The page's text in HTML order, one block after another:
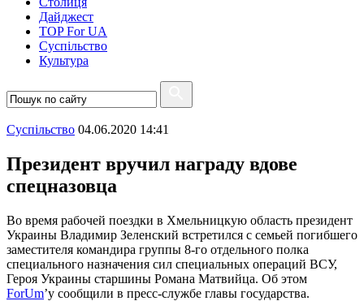
Дайджест
TOP For UA
Суспiльство
Культура
Суспiльство 04.06.2020 14:41
Президент вручил награду вдове
спецназовца
Во время рабочей поездки в Хмельницкую область президент
Украины Владимир Зеленский встретился с семьей погибшего
заместителя командира группы 8-го отдельного полка
специального назначения сил специальных операций ВСУ,
Героя Украины старшины Романа Матвийца. Об этом
ForUm’у сообщили в пресс-службе главы государства.